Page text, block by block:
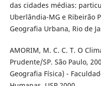
das cidades médias:
Uberlândia-MG e Ribeirão
Geografia Urbana, Rio de
AMORIM, M. C. C. T. O
Prudente/SP. São Paulo,
Geografia Física) -